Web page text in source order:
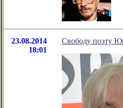
23.08.2014
18:01
Свободу поэту